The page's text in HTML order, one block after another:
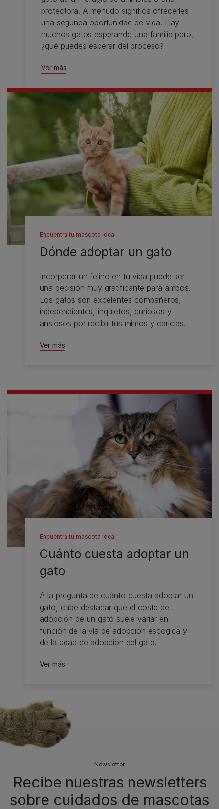
protectora. A menudo significa ofrecerles
una segunda oportunidad de vida. Hay
muchos gatos esperando una familia pero,
¿qué puedes esperar del proceso?
Ver más
Encuentra tu mascota ideal
Dónde adoptar un gato
Incorporar un felino en tu vida puede ser
una decisión muy gratificante para ambos.
Los gatos son excelentes compañeros,
independientes, inquietos, curiosos y
ansiosos por recibir tus mimos y caricias.
Ver más
Encuentra tu mascota ideal
Cuánto cuesta adoptar un
gato
A la pregunta de cuánto cuesta adoptar un
gato, cabe destacar que el coste de
adopción de un gato suele variar en
función de la vía de adopción escogida y
de la edad de adopción del gato.
Ver más
Newsletter
Recibe nuestras newsletters
sobre cuidados de mascotas​